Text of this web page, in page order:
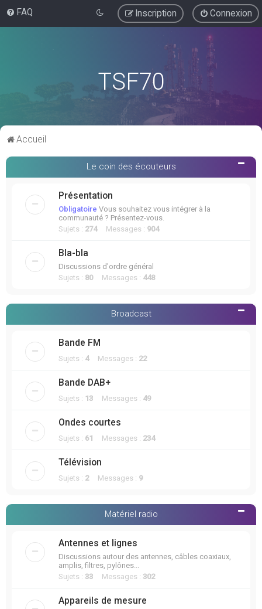
FAQ Connexion
Inscription
TSF70
Accueil
Le coin des écouteurs
Présentation
Obligatoire Vous souhaitez vous intégrer à la
communauté ? Présentez-vous.
Sujets : 274Messages : 904
Bla-bla
Discussions d'ordre général
Sujets : 80Messages : 448
Broadcast
Bande FM
Sujets : 4Messages : 22
Bande DAB+
Sujets : 13 Messages : 49
Ondes courtes
Sujets : 61 Messages : 234
Télévision
Sujets : 2Messages : 9
Matériel radio
Antennes et lignes
Discussions autour des antennes, câbles coaxiaux,
amplis, filtres, pylônes...
Sujets : 33 Messages : 302
Appareils de mesure